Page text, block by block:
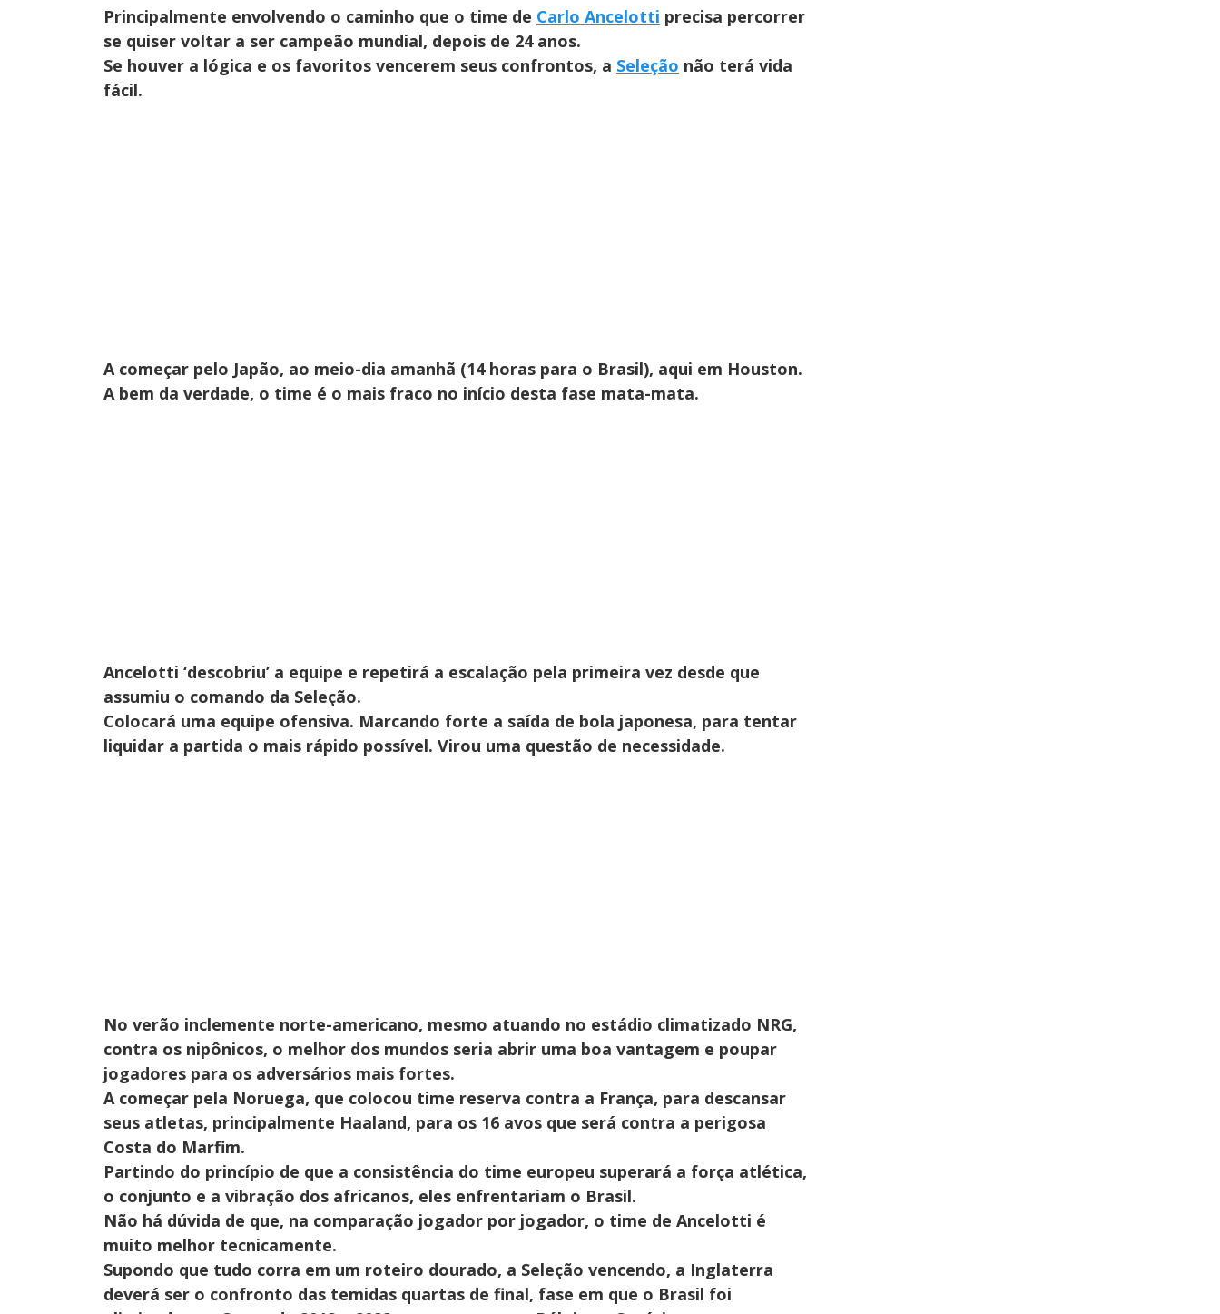
Principalmente envolvendo o caminho que o time de Carlo Ancelotti precisa percorrer
se quiser voltar a ser campeão mundial, depois de 24 anos.
Se houver a lógica e os favoritos vencerem seus confrontos, a Seleção não terá vida
fácil.
A começar pelo Japão, ao meio-dia amanhã (14 horas para o Brasil), aqui em Houston.
A bem da verdade, o time é o mais fraco no início desta fase mata-mata.
Ancelotti ‘descobriu’ a equipe e repetirá a escalação pela primeira vez desde que
assumiu o comando da Seleção.
Colocará uma equipe ofensiva. Marcando forte a saída de bola japonesa, para tentar
liquidar a partida o mais rápido possível. Virou uma questão de necessidade.
No verão inclemente norte-americano, mesmo atuando no estádio climatizado NRG,
contra os nipônicos, o melhor dos mundos seria abrir uma boa vantagem e poupar
jogadores para os adversários mais fortes.
A começar pela Noruega, que colocou time reserva contra a França, para descansar
seus atletas, principalmente Haaland, para os 16 avos que será contra a perigosa
Costa do Marfim.
Partindo do princípio de que a consistência do time europeu superará a força atlética,
o conjunto e a vibração dos africanos, eles enfrentariam o Brasil.
Não há dúvida de que, na comparação jogador por jogador, o time de Ancelotti é
muito melhor tecnicamente.
Supondo que tudo corra em um roteiro dourado, a Seleção vencendo, a Inglaterra
deverá ser o confronto das temidas quartas de final, fase em que o Brasil foi